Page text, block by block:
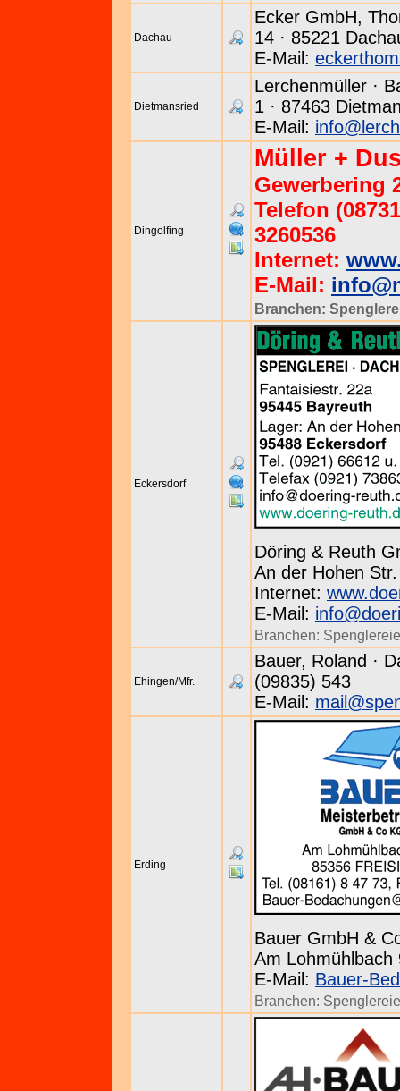
Dachau
Ecker GmbH,
14 · 85221
E-Mail:
Dietmansried
Lerchenmüller ·
1 · 87463
E-Mail:
Dingolfing
Müller +
Gewerbering
Telefon
3260536
Internet:
E-Mail:
Branchen:
Eckersdorf
Döring & Reuth
An der Hohen
Internet:
E-Mail:
Branchen:
Ehingen/Mfr.
Bauer, Roland ·
(09835) 543
E-Mail:
Erding
Bauer GmbH &
Am Lohmühlbach
E-Mail: Bauer-
Branchen: